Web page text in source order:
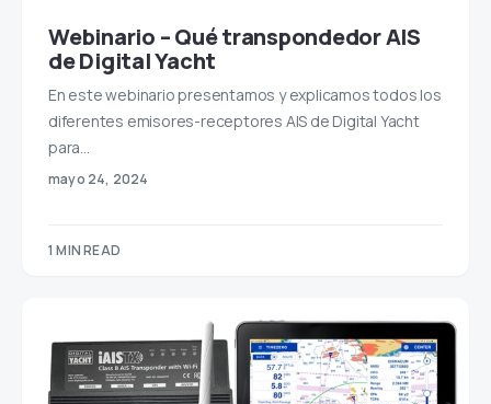
Webinario – Qué transpondedor AIS
de Digital Yacht
En este webinario presentamos y explicamos todos los
diferentes emisores-receptores AIS de Digital Yacht
para…
mayo 24, 2024
1 MIN READ